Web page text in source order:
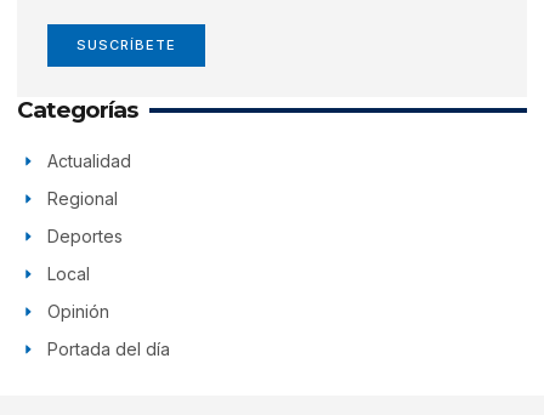
SUSCRÍBETE
Categorías
Actualidad
Regional
Deportes
Local
Opinión
Portada del día